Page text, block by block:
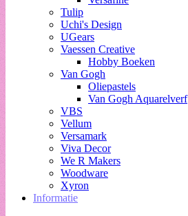
Tulip
Uchi's Design
UGears
Vaessen Creative
Hobby Boeken
Van Gogh
Oliepastels
Van Gogh Aquarelverf
VBS
Vellum
Versamark
Viva Decor
We R Makers
Woodware
Xyron
Informatie